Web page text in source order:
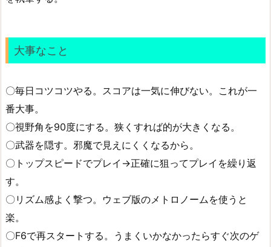
大事なこと
〇毎日コツコツやる。スコアは一気に伸びない。これが一
番大事。
〇視野角を90度にする。狭くすれば的が大きくなる。
〇武器を隠す。邪魔で見えにくくなるから。
〇トップスピードでプレイ→正確に狙ってプレイを繰り返
す。
〇リズム感よく撃つ。ウェブ版のメトロノームを使うと
楽。
〇F6で再スタートする。うまくいかなかったらすぐ次のゲ